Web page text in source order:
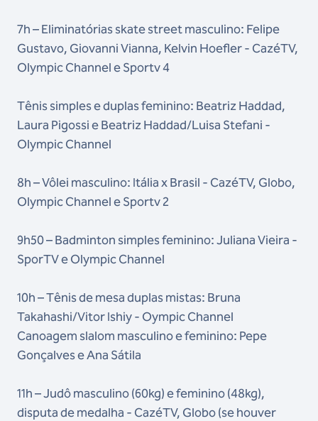
7h – Eliminatórias skate street masculino: Felipe
Gustavo, Giovanni Vianna, Kelvin Hoefler - CazéTV,
Olympic Channel e Sportv 4
Tênis simples e duplas feminino: Beatriz Haddad,
Laura Pigossi e Beatriz Haddad/Luisa Stefani -
Olympic Channel
8h – Vôlei masculino: Itália x Brasil - CazéTV, Globo,
Olympic Channel e Sportv 2
9h50 – Badminton simples feminino: Juliana Vieira -
SporTV e Olympic Channel
10h – Tênis de mesa duplas mistas: Bruna
Takahashi/Vitor Ishiy - Oympic Channel
Canoagem slalom masculino e feminino: Pepe
Gonçalves e Ana Sátila
11h – Judô masculino (60kg) e feminino (48kg),
disputa de medalha - CazéTV, Globo (se houver